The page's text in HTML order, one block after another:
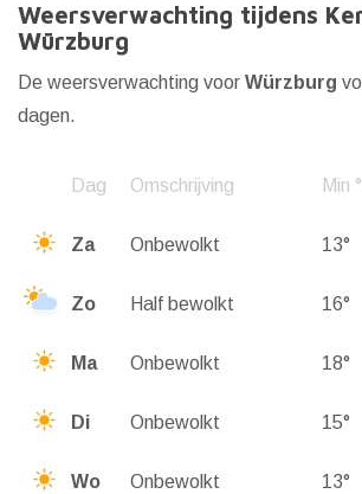
Weersverwachting tijdens
Würzburg
De weersverwachting voor Würzburg
dagen.
Dag Omschrijving Min
Za Onbewolkt 13°
Zo Half bewolkt 16°
Ma Onbewolkt 18°
Di Onbewolkt 15°
Wo Onbewolkt 13°